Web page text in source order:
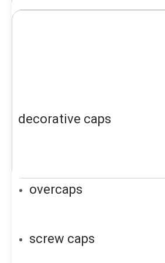
decorative caps
overcaps
screw caps